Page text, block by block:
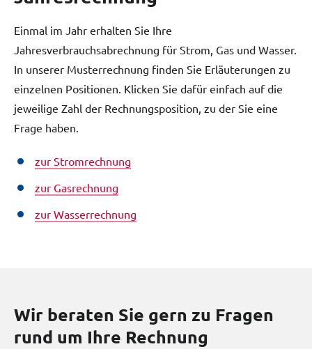
Einmal im Jahr erhalten Sie Ihre
Jahresverbrauchsabrechnung für Strom, Gas und Wasser.
In unserer Musterrechnung finden Sie Erläuterungen zu
einzelnen Positionen. Klicken Sie dafür einfach auf die
jeweilige Zahl der Rechnungsposition, zu der Sie eine
Frage haben.
zur Stromrechnung
zur Gasrechnung
zur Wasserrechnung
Wir beraten Sie gern zu Fragen
rund um Ihre Rechnung